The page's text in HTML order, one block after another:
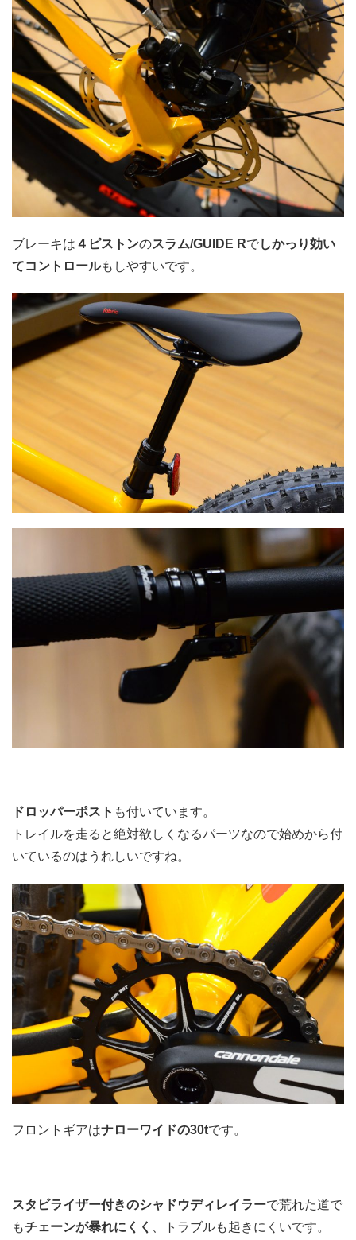
ブレーキは ４ピストンのスラム/GUIDE Rでしかっり効い
てコントロールもしやすいです。
ドロッパーポスト も付いています。
トレイルを走ると絶対欲しくなるパーツなので始めから付
いているのはうれしいですね。
フロントギアはナローワイドの30tです。
スタビライザー付きのシャドウディレイラーで荒れた道で
もチェーンが暴れにくく 、トラブルも起きにくいです。